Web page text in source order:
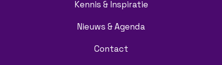
Kennis & Inspiratie
Nieuws & Agenda
Contact